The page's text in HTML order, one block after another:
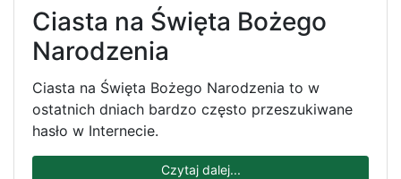
Ciasta na Święta Bożego
Narodzenia
Ciasta na Święta Bożego Narodzenia to w
ostatnich dniach bardzo często przeszukiwane
hasło w Internecie.
Czytaj dalej...